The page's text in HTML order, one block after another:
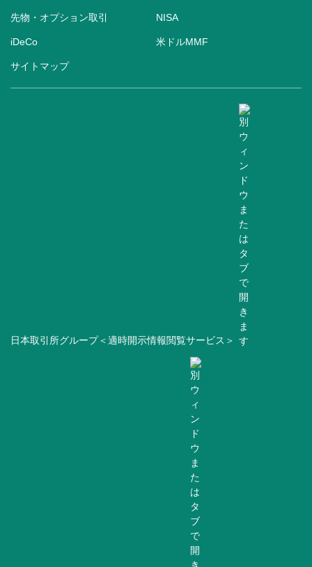
先物・オプション取引 NISA
iDeCo 米ドルMMF
サイトマップ
日本取引所グループ＜適時開示情報閲覧サービス＞